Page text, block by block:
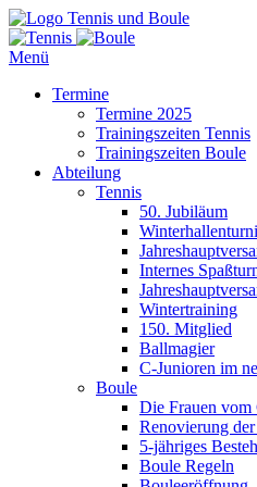
Tennis und Boule
Menü
Termine
Termine 2025
Trainingszeiten Tennis
Trainingszeiten Boule
Abteilung
Tennis
50. Jubiläum
Internes
Wintertraining
150. Mitglied
Ballmagier
C-Junioren im
Boule
Die Frauen vom
Renovierung
5-jähriges
Boule Regeln